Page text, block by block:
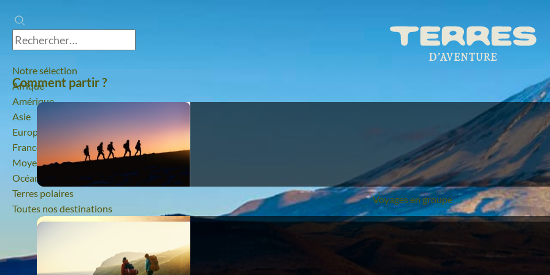
Notre sélection
Afrique
Amérique
Asie
Europe
France
Moyen-Orient
Océanie
Terres polaires
Toutes nos destinations
Comment partir ?
Voyages en groupe